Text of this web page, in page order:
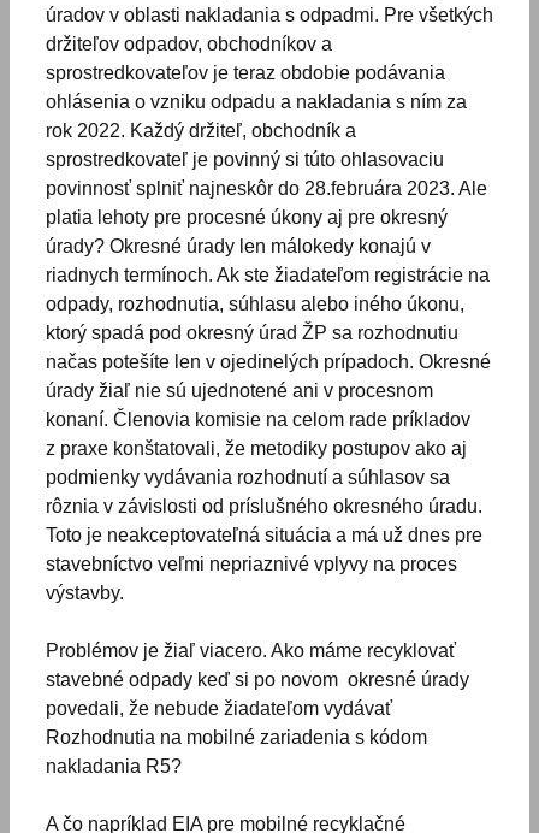
úradov v oblasti nakladania s odpadmi. Pre všetkých
držiteľov odpadov, obchodníkov a
sprostredkovateľov je teraz obdobie podávania
ohlásenia o vzniku odpadu a nakladania s ním za
rok 2022. Každý držiteľ, obchodník a
sprostredkovateľ je povinný si túto ohlasovaciu
povinnosť splniť najneskôr do 28.februára 2023. Ale
platia lehoty pre procesné úkony aj pre okresný
úrady? Okresné úrady len málokedy konajú v
riadnych termínoch. Ak ste žiadateľom registrácie na
odpady, rozhodnutia, súhlasu alebo iného úkonu,
ktorý spadá pod okresný úrad ŽP sa rozhodnutiu
načas potešíte len v ojedinelých prípadoch. Okresné
úrady žiaľ nie sú ujednotené ani v procesnom
konaní. Členovia komisie na celom rade príkladov
z praxe konštatovali, že metodiky postupov ako aj
podmienky vydávania rozhodnutí a súhlasov sa
rôznia v závislosti od príslušného okresného úradu.
Toto je neakceptovateľná situácia a má už dnes pre
stavebníctvo veľmi nepriaznivé vplyvy na proces
výstavby.
Problémov je žiaľ viacero. Ako máme recyklovať
stavebné odpady keď si po novom okresné úrady
povedali, že nebude žiadateľom vydávať
Rozhodnutia na mobilné zariadenia s kódom
nakladania R5?
A čo napríklad EIA pre mobilné recyklačné